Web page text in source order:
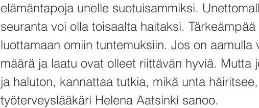
elämäntapoja unelle suotuisammiksi.
seuranta voi olla toisaalta haitaksi.
luottamaan omiin tuntemuksiin. Jos on aamulla
määrä ja laatu ovat olleet riittävän hyviä. Mutta
ja haluton, kannattaa tutkia, mikä unta
työterveyslääkäri Helena Aatsinki sanoo.